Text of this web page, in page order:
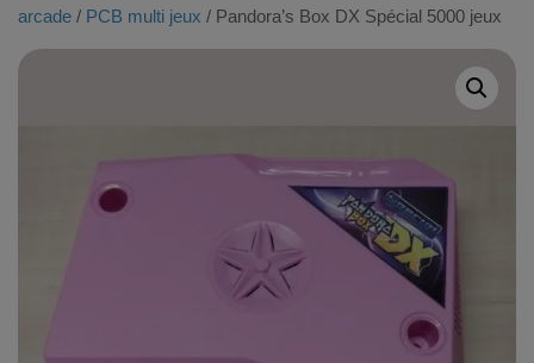
arcade / PCB multi jeux / Pandora’s Box DX Spécial 5000 jeux